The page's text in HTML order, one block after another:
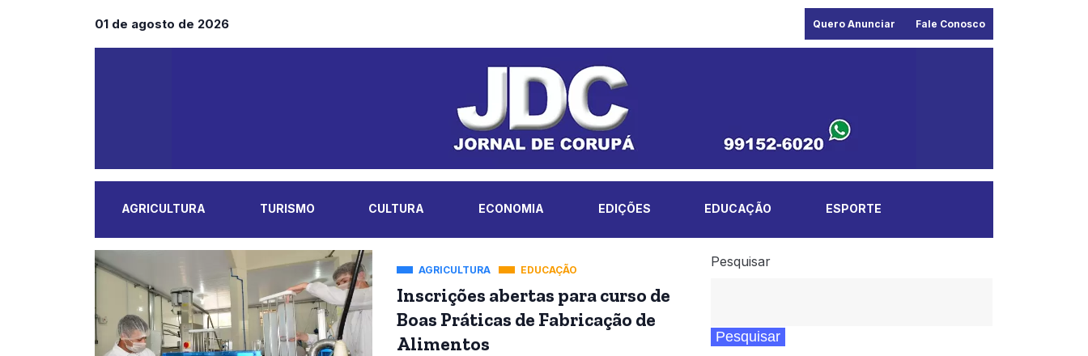
01 de agosto de 2026 Quero Anunciar Fale Conosco
AGRICULTURA TURISMO CULTURA ECONOMIA EDIÇÕES EDUCAÇÃO ESPORTE
AGRICULTURA EDUCAÇÃO
Inscrições abertas para curso de
Boas Práticas de Fabricação de
Alimentos
Pesquisar
Pesquisar